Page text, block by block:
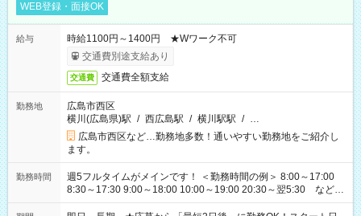
WEB登録・面接OK
給与
時給1100円～1400円 ★Wワーク不可
交通費別途支給あり
交通費 交通費全額支給
勤務地
広島市西区
横川(広島県)駅 / 西広島駅 / 横川駅駅 / …
広島市西区など…勤務地多数！通いやすい勤務地をご紹介し
ます。
勤務時間
週5フルタイムがメインです！ ＜勤務時間の例＞ 8:00～17:00
8:30～17:30 9:00～18:00 10:00～19:00 20:30～翌5:30 など ★
その他にも勤務時間多数！ 日勤のみ、残業なし、交替制など